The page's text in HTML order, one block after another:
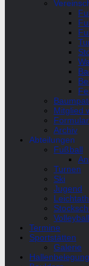
Mitglied
Archiv
Abteilungen
Fußball
Turnen
Ski
Jugend
Termine
Sportstätten
Galerie
Hallenbelegung